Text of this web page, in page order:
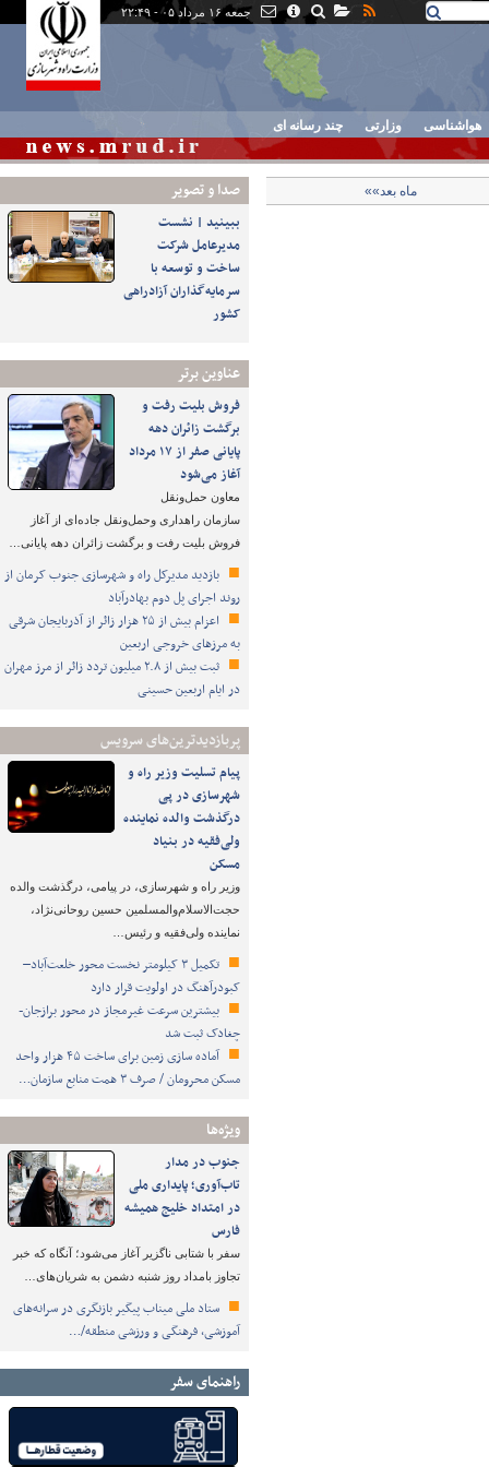
جمعه ۱۶ مرداد ۰۵ - ۲۲:۴۹
هواشناسی وزارتی چند رسانه ای
صدا و تصوير
ببینید | نشست
مدیرعامل شرکت
ساخت و توسعه با
سرمایه‌گذاران آزادراهی
کشور
عناوین برتر
فروش بلیت رفت و
برگشت زائران دهه
پایانی صفر از ۱۷ مرداد
آغاز می‌شود
معاون حمل‌ونقل
سازمان راهداری وحمل‌ونقل جاده‌ای از آغاز
فروش بلیت رفت و برگشت زائران دهه پایانی…
بازدید مدیرکل راه و شهرسازی جنوب کرمان از
روند اجرای پل دوم بهادرآباد
اعزام بیش از ۲۵ هزار زائر از آذربایجان شرقی
به مرزهای خروجی اربعین
ثبت بیش از ۲.۸ میلیون تردد زائر از مرز مهران
در ایام اربعین حسینی
پربازدیدترین‌های سرویس
پیام تسلیت وزیر راه و
شهرسازی در پی
درگذشت والده نماینده
ولی‌فقیه در بنیاد
مسکن
وزیر راه و شهرسازی، در پیامی، درگذشت والده
حجت‌الاسلام‌والمسلمین حسین روحانی‌نژاد،
نماینده ولی‌فقیه و رئیس…
تکمیل ۳ کیلومتر نخست محور خلعت‌آباد–
کبودرآهنگ در اولویت قرار دارد
بیشترین سرعت غیرمجاز در محور برازجان-
چغادک ثبت شد
آماده سازی زمین برای ساخت ۴۵ هزار واحد
مسکن محرومان / صرف ۳ همت منابع سازمان…
ویژه‌ها
جنوب در مدار
تاب‌آوری؛ پایداری ملی
در امتداد خلیج همیشه
فارس
سفر با شتابی ناگزیر آغاز می‌شود؛ آنگاه که خبر
تجاوز بامداد روز شنبه دشمن به شریان‌های…
ستاد ملی میناب پیگیر بازنگری در سرانه‌های
آموزشی، فرهنگی و ورزشی منطقه/…
راهنمای سفر
ماه بعد»»